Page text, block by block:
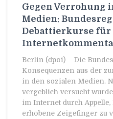
Gegen Verrohung
Medien:
Debattierkurse für
Berlin (dpoi) – Die
Konsequenzen aus der
in den sozialen Medien.
vergeblich versucht
im Internet durch
erhobene Zeigefinger zu